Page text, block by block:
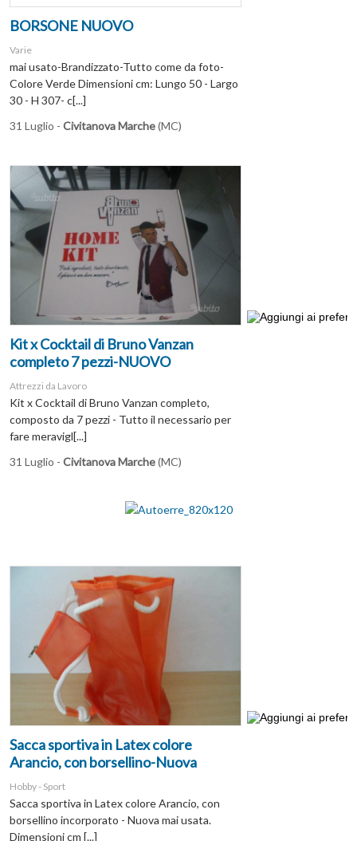
BORSONE NUOVO
Varie
mai usato-Brandizzato-Tutto come da foto-
Colore Verde Dimensioni cm: Lungo 50 - Largo
30 - H 307- c[...]
31 Luglio - Civitanova Marche(MC)
Kit x Cocktail di Bruno Vanzan
completo 7 pezzi-NUOVO
Attrezzi da Lavoro
Kit x Cocktail di Bruno Vanzan completo,
composto da 7 pezzi - Tutto il necessario per
fare meravigl[...]
31 Luglio - Civitanova Marche(MC)
Sacca sportiva in Latex colore
Arancio, con borsellino-Nuova
Hobby - Sport
Sacca sportiva in Latex colore Arancio, con
borsellino incorporato - Nuova mai usata.
Dimensioni cm [...]